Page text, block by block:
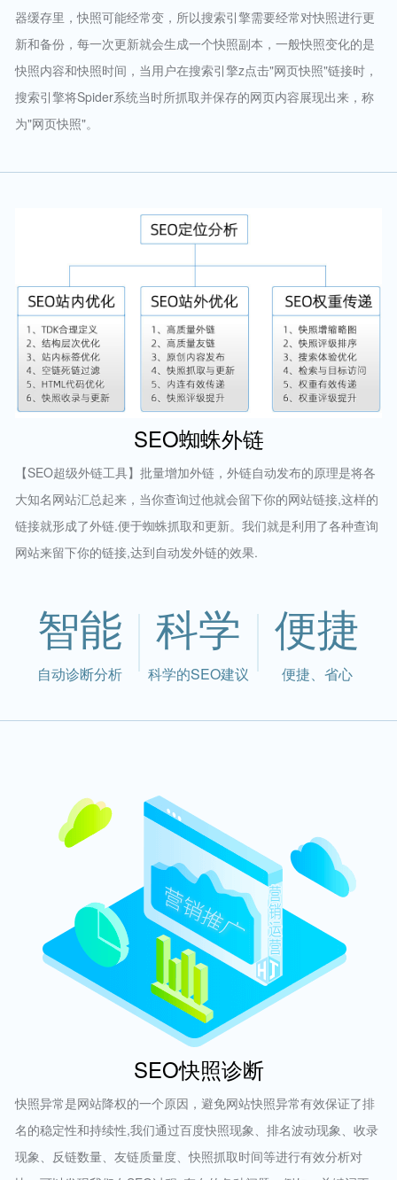
器缓存里，快照可能经常变，所以搜索引擎需要经常对快照进行更
新和备份，每一次更新就会生成一个快照副本，一般快照变化的是
快照内容和快照时间，当用户在搜索引擎z点击"网页快照"链接时，
搜索引擎将Spider系统当时所抓取并保存的网页内容展现出来，称
为"网页快照"。
SEO蜘蛛外链
【SEO超级外链工具】批量增加外链，外链自动发布的原理是将各
大知名网站汇总起来，当你查询过他就会留下你的网站链接,这样的
链接就形成了外链.便于蜘蛛抓取和更新。我们就是利用了各种查询
网站来留下你的链接,达到自动发外链的效果.
智能
自动诊断分析
科学
科学的SEO建议
便捷
便捷、省心
SEO快照诊断
快照异常是网站降权的一个原因，避免网站快照异常有效保证了排
名的稳定性和持续性,我们通过百度快照现象、排名波动现象、收录
现象、反链数量、友链质量度、快照抓取时间等进行有效分析对